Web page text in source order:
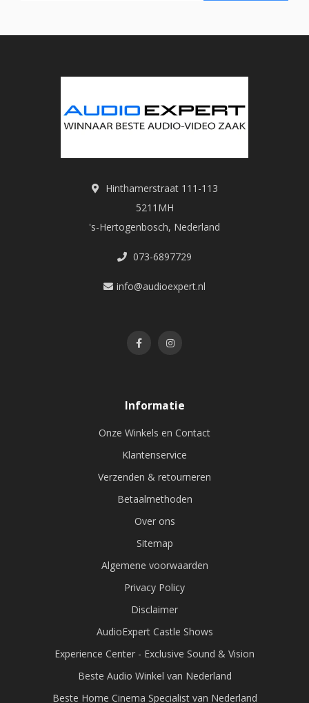
Hinthamerstraat 111-113
5211MH
's-Hertogenbosch, Nederland
073-6897729
info@audioexpert.nl
Informatie
Onze Winkels en Contact
Klantenservice
Verzenden & retourneren
Betaalmethoden
Over ons
Sitemap
Algemene voorwaarden
Privacy Policy
Disclaimer
AudioExpert Castle Shows
Experience Center - Exclusive Sound & Vision
Beste Audio Winkel van Nederland
Beste Home Cinema Specialist van Nederland